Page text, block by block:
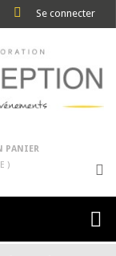
Se connecter
PANIER
)